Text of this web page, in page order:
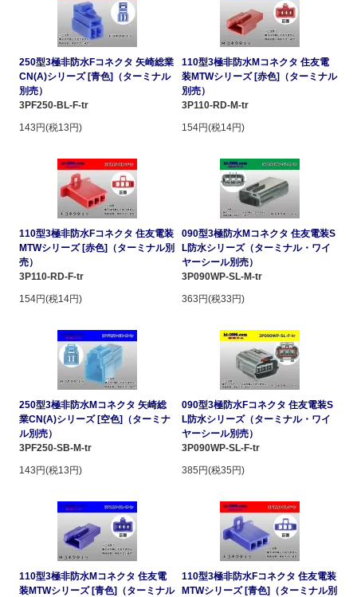
250型3極非防水Fコネクタ 矢崎総業
CN(A)シリーズ [青色]（ターミナル
別売）
3PF250-BL-F-tr
143円(税13円)
110型3極非防水Mコネクタ 住友電
装MTWシリーズ [赤色]（ターミナル
別売）
3P110-RD-M-tr
154円(税14円)
110型3極非防水Fコネクタ 住友電装
MTWシリーズ [赤色]（ターミナル別
売）
3P110-RD-F-tr
154円(税14円)
090型3極防水Mコネクタ 住友電装S
L防水シリーズ（ターミナル・ワイ
ヤーシール別売）
3P090WP-SL-M-tr
363円(税33円)
250型3極非防水Mコネクタ 矢崎総
業CN(A)シリーズ [空色]（ターミナ
ル別売）
3PF250-SB-M-tr
143円(税13円)
090型3極防水Fコネクタ 住友電装S
L防水シリーズ（ターミナル・ワイ
ヤーシール別売）
3P090WP-SL-F-tr
385円(税35円)
110型3極非防水Mコネクタ 住友電
装MTWシリーズ [青色]（ターミナル
110型3極非防水Fコネクタ 住友電装
MTWシリーズ [青色]（ターミナル別